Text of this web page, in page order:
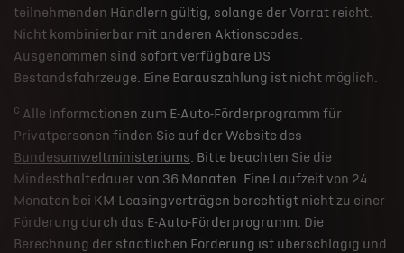
teilnehmenden Händlern gültig, solange der Vorrat reicht.
Nicht kombinierbar mit anderen Aktionscodes.
Ausgenommen sind sofort verfügbare DS
Bestandsfahrzeuge. Eine Barauszahlung ist nicht möglich.
c Alle Informationen zum E-Auto-Förderprogramm für
Privatpersonen finden Sie auf der Website des
Bundesumweltministeriums. Bitte beachten Sie die
Mindesthaltedauer von 36 Monaten. Eine Laufzeit von 24
Monaten bei KM-Leasingverträgen berechtigt nicht zu einer
Förderung durch das E-Auto-Förderprogramm. Die
Berechnung der staatlichen Förderung ist überschlägig und